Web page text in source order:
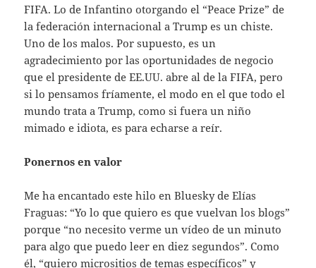
FIFA. Lo de Infantino otorgando el “Peace Prize” de
la federación internacional a Trump es un chiste.
Uno de los malos. Por supuesto, es un
agradecimiento por las oportunidades de negocio
que el presidente de EE.UU. abre al de la FIFA, pero
si lo pensamos fríamente, el modo en el que todo el
mundo trata a Trump, como si fuera un niño
mimado e idiota, es para echarse a reír.
Ponernos en valor
Me ha encantado este hilo en Bluesky de Elías
Fraguas: “Yo lo que quiero es que vuelvan los blogs”
porque “no necesito verme un vídeo de un minuto
para algo que puedo leer en diez segundos”. Como
él, “quiero micrositios de temas específicos” y